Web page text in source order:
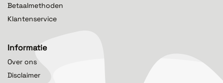
Betaalmethoden
Klantenservice
Informatie
Over ons
Disclaimer